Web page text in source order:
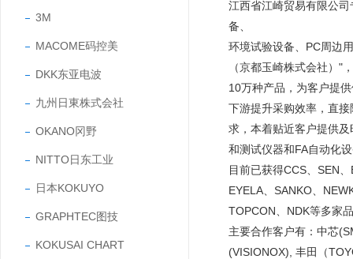
3M
MACOME码控美
DKK东亚电波
九州日東株式会社
OKANO冈野
NITTO日东工业
日本KOKUYO
GRAPHTEC图技
KOKUSAI CHART
江西省江崎贸易有限公
备、
环境试验设备、PC周边
（京都玉崎株式会社）"
10万种产品，为客户提
下游提升采购效率，直
求，本着贴近客户提供
和测试仪器和FA自动化
目前已获得CCS、SEN
EYELA、SANKO、
TOPCON、NDK等多家
主要合作客户有：中芯
(VISIONOX), 丰田（